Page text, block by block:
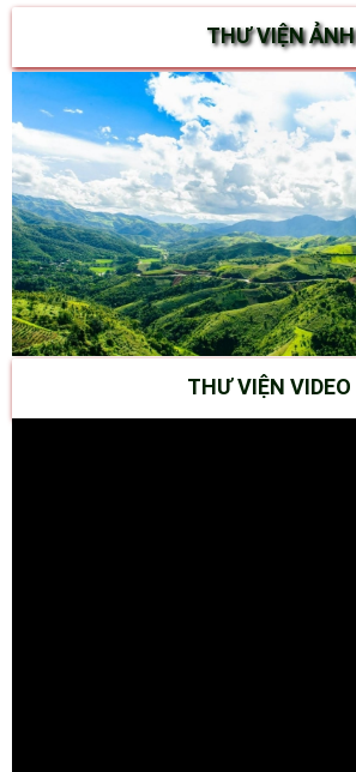
THƯ VIỆN ẢNH
THƯ VIỆN VIDEO